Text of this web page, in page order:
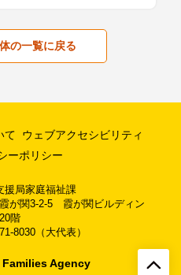
の一覧に戻る
て
ウェブアクセシビリティ
ーポリシー
援局家庭福祉課
が関3-2-5 霞が関ビルディン
階
8030（大代表）
Agency